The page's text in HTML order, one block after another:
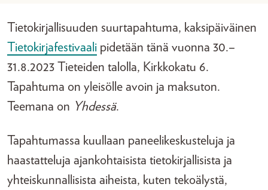
Tietokirjallisuuden suurtapahtuma, kaksipäiväinen
Tietokirjafestivaali pidetään tänä vuonna 30.–
31.8.2023 Tieteiden talolla, Kirkkokatu 6.
Tapahtuma on yleisölle avoin ja maksuton.
Teemana on Yhdessä.
Tapahtumassa kuullaan paneelikeskusteluja ja
haastatteluja ajankohtaisista tietokirjallisista ja
yhteiskunnallisista aiheista, kuten tekoälystä,